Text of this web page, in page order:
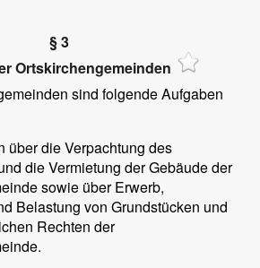
§ 3
Ortskirchengemeinden
sind folgende Aufgaben
über die Verpachtung des
die Vermietung der Gebäude der
sowie über Erwerb,
Belastung von Grundstücken und
Rechten der